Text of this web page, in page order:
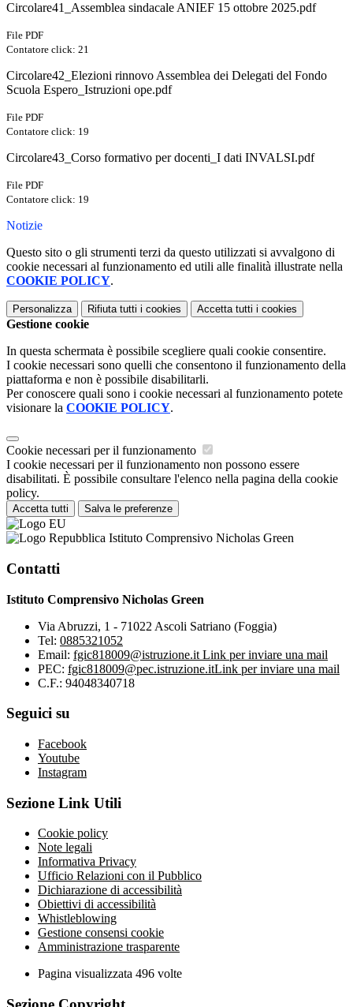
Circolare41_Assemblea sindacale ANIEF 15 ottobre 2025.pdf
File PDF
Contatore click: 21
Circolare42_Elezioni rinnovo Assemblea dei Delegati del Fondo
Scuola Espero_Istruzioni ope.pdf
File PDF
Contatore click: 19
Circolare43_Corso formativo per docenti_I dati INVALSI.pdf
File PDF
Contatore click: 19
Notizie
Questo sito o gli strumenti terzi da questo utilizzati si avvalgono di
cookie necessari al funzionamento ed utili alle finalità illustrate nella
COOKIE POLICY.
Personalizza Rifiuta tutti i cookies Accetta tutti i cookies
Gestione cookie
In questa schermata è possibile scegliere quali cookie consentire.
I cookie necessari sono quelli che consentono il funzionamento della
piattaforma e non è possibile disabilitarli.
Per conoscere quali sono i cookie necessari al funzionamento potete
visionare la COOKIE POLICY.
Cookie necessari per il funzionamento
I cookie necessari per il funzionamento non possono essere
disabilitati. È possibile consultare l'elenco nella pagina della cookie
policy.
Accetta tutti Salva le preferenze
Istituto Comprensivo Nicholas Green
Contatti
Istituto Comprensivo Nicholas Green
Via Abruzzi, 1 - 71022 Ascoli Satriano (Foggia)
Tel: 0885321052
Email: fgic818009@istruzione.it Link per inviare una mail
PEC: fgic818009@pec.istruzione.itLink per inviare una mail
C.F.: 94048340718
Seguici su
Facebook
Youtube
Instagram
Sezione Link Utili
Cookie policy
Note legali
Informativa Privacy
Ufficio Relazioni con il Pubblico
Dichiarazione di accessibilità
Obiettivi di accessibilità
Whistleblowing
Gestione consensi cookie
Amministrazione trasparente
Pagina visualizzata 496 volte